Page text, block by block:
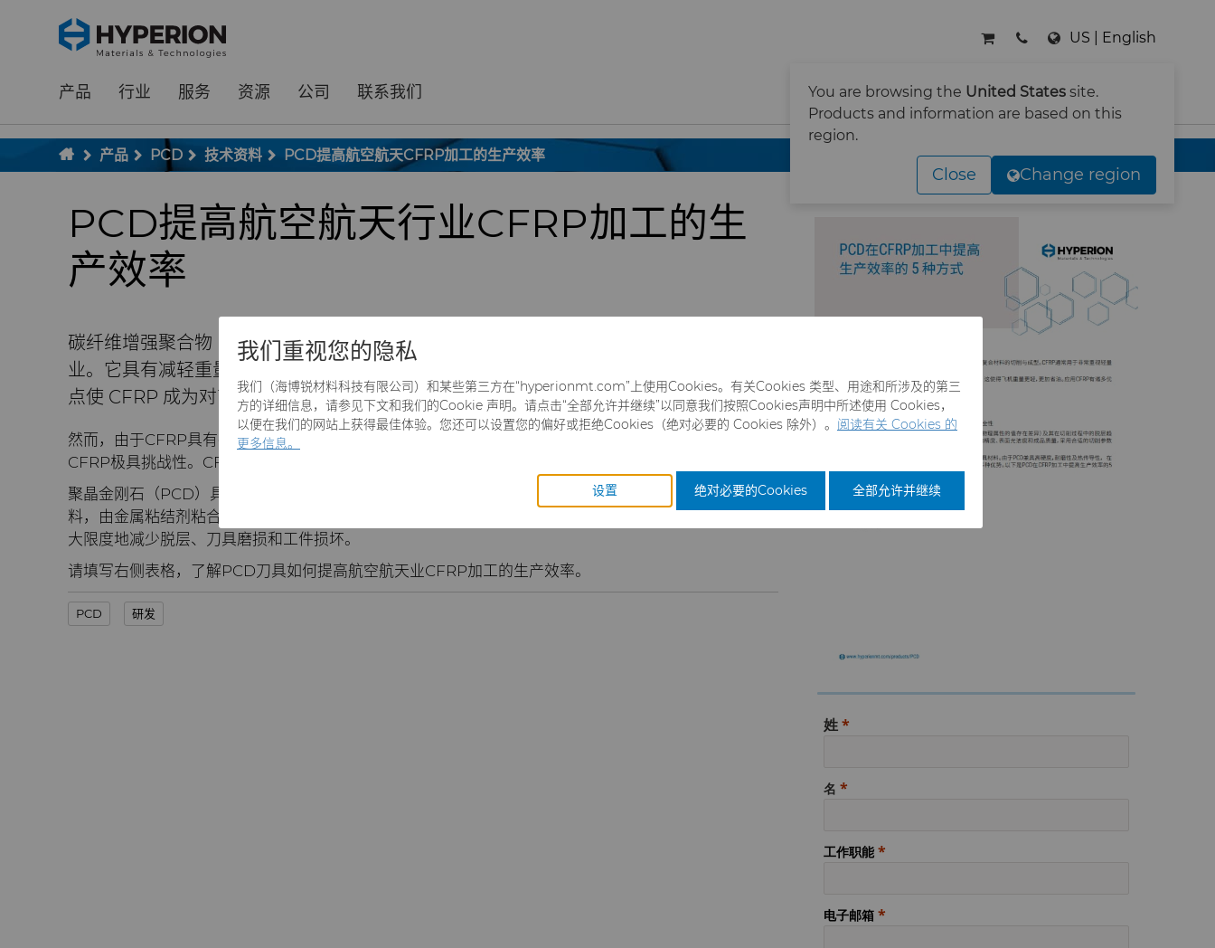
To main content
To menu
You are browsing the United States site.
Products and information are based on this
region.
Close Change region
US | English
产品 行业 服务 资源 公司 联系我们
产品 PCD 技术资料 PCD提高航空航天CFRP加工的生产效率
PCD提高航空航天行业CFRP加工的生
产效率
碳纤维增强聚合物（CFRP）是一种复合材料，因其强度重量比高而广泛应用于航空航天
业。它具有减轻重量、耐腐蚀、抗疲劳、设计灵活和提高燃油效率等一系列优点。这些优
点使 CFRP 成为对高性能和高效率要求极高的航空航天业极具吸引力的材料。
然而，由于CFRP具有各向异性、磨蚀性和异质性，容易产生CFRP脱层并导致零件失效，因此加工
CFRP极具挑战性。CFRP零件的脱层会导致零件失效和降低结构完整性。
聚晶金刚石（PCD）具有优异的硬度和耐磨性，是加工 CFRP 的理想材料。PCD是一种合成金刚石材
料，由金属粘结剂粘合在一起的金刚石颗粒组成，具有高导热性，有助于散去加工过程中产生的热量，最
大限度地减少脱层、刀具磨损和工件损坏。
请填写右侧表格，了解PCD刀具如何提高航空航天业CFRP加工的生产效率。
PCD 研发
姓
名
工作职能
电子邮箱
我们重视您的隐私
我们（海博锐材料科技有限公司）和某些第三方在“hyperionmt.com”上使用Cookies。有关Cookies 类型、用途和所涉及的第三
方的详细信息，请参见下文和我们的Cookie 声明。请点击“全部允许并继续”以同意我们按照Cookies声明中所述使用 Cookies，
以便在我们的网站上获得最佳体验。您还可以设置您的偏好或拒绝Cookies（绝对必要的 Cookies 除外）。 阅读有关 Cookies 的
更多信息。
设置 绝对必要的Cookies 全部允许并继续